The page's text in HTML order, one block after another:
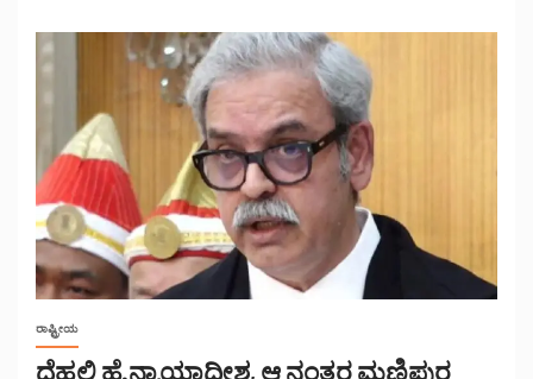
ರಾಷ್ಟ್ರೀಯ
ದೆಹಲಿ ಹೈ ನ್ಯಾಯಾಧೀಶ, ಆ ನಂತರ ಮಣಿಪುರ